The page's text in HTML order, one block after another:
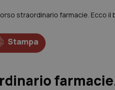
straordinario farmacie. Ecco il
Stampa